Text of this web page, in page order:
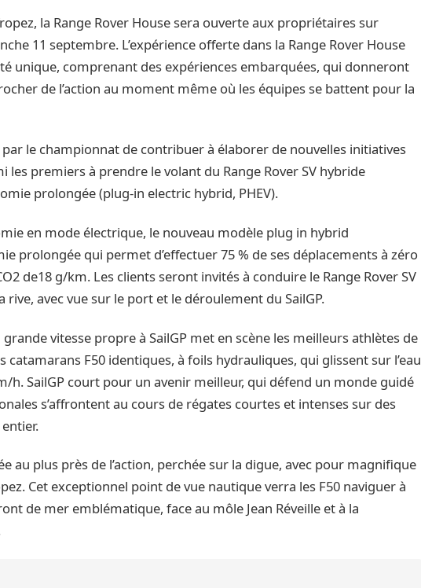
la Range Rover House sera ouverte aux propriétaires sur
11 septembre. L’expérience offerte dans la Range Rover House
unique, comprenant des expériences embarquées, qui donneront
de l’action au moment même où les équipes se battent pour la
le championnat de contribuer à élaborer de nouvelles initiatives
les premiers à prendre le volant du Range Rover SV hybride
prolongée (plug-in electric hybrid, PHEV).
en mode électrique, le nouveau modèle plug in hybrid
prolongée qui permet d’effectuer 75 % de ses déplacements à zéro
de18 g/km. Les clients seront invités à conduire le Range Rover SV
avec vue sur le port et le déroulement du SailGP.
vitesse propre à SailGP met en scène les meilleurs athlètes de
catamarans F50 identiques, à foils hydrauliques, qui glissent sur l’eau
h. SailGP court pour un avenir meilleur, qui défend un monde guidé
s’affrontent au cours de régates courtes et intenses sur des
au plus près de l’action, perchée sur la digue, avec pour magnifique
Cet exceptionnel point de vue nautique verra les F50 naviguer à
de mer emblématique, face au môle Jean Réveille et à la